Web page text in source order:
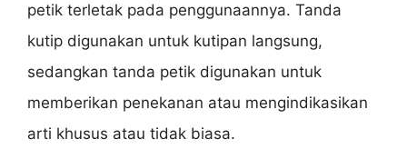
petik terletak pada penggunaannya. Tanda
kutip digunakan untuk kutipan langsung,
sedangkan tanda petik digunakan untuk
memberikan penekanan atau mengindikasikan
arti khusus atau tidak biasa.